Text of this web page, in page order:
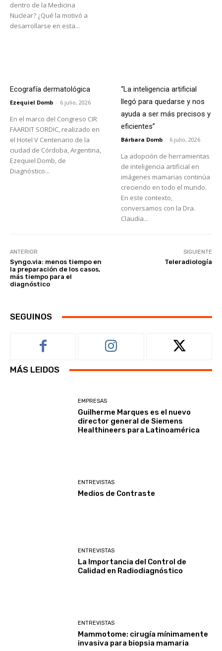
dentro de la Medicina
Nuclear? ¿Qué la motivó a
desarrollarse en esta...
Ecografía dermatológica
Ezequiel Domb - 6 julio, 2026
En el marco del Congreso CIR
FAARDIT SORDIC, realizado en
el Hotel V Centenario de la
ciudad de Córdoba, Argentina,
Ezequiel Domb, de
Diagnóstico...
“La inteligencia artificial
llegó para quedarse y nos
ayuda a ser más precisos y
eficientes”
Bárbara Domb - 6 julio, 2026
La adopción de herramientas
de inteligencia artificial en
imágenes mamarias continúa
creciendo en todo el mundo.
En este contexto,
conversamos con la Dra.
Claudia...
ANTERIOR
Syngo.via: menos tiempo en
la preparación de los casos,
más tiempo para el
diagnóstico
SIGUIENTE
Teleradiología
SEGUINOS
MÁS LEIDOS
EMPRESAS
Guilherme Marques es el nuevo
director general de Siemens
Healthineers para Latinoamérica
ENTREVISTAS
Medios de Contraste
ENTREVISTAS
La Importancia del Control de
Calidad en Radiodiagnóstico
ENTREVISTAS
Mammotome: cirugía mínimamente
invasiva para biopsia mamaria